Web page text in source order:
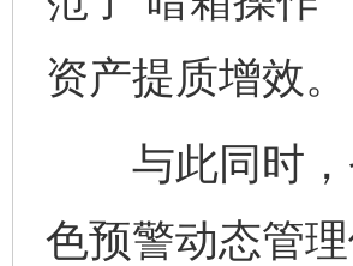
资产提质增效。
与此同时，
色预警动态管